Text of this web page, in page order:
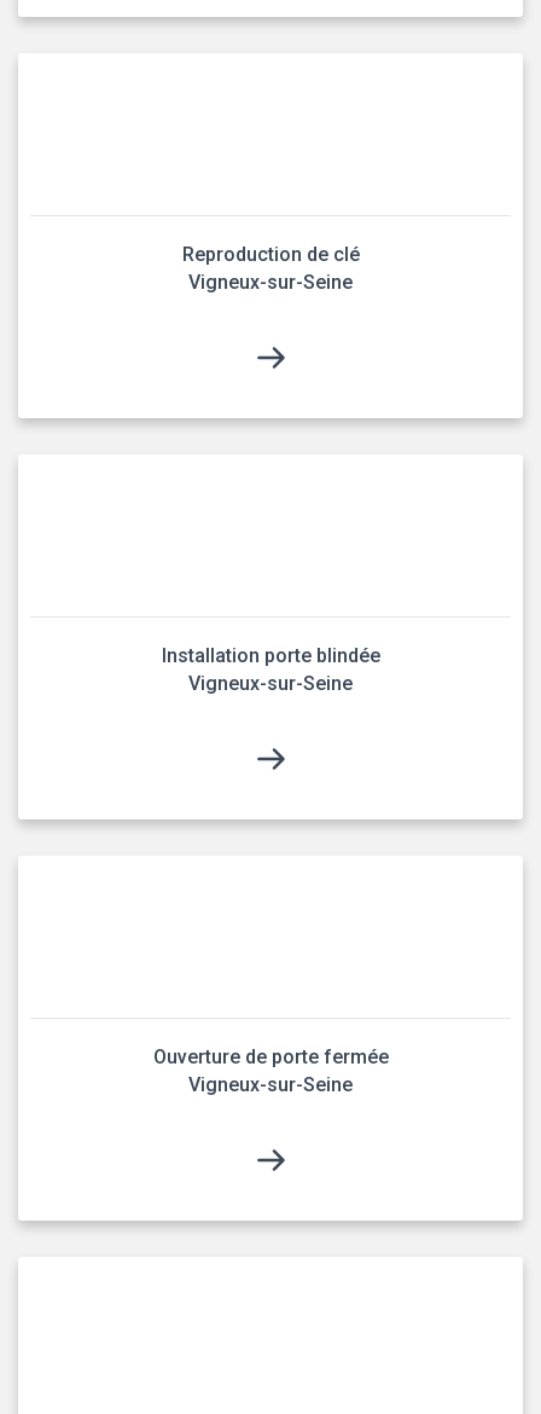
Reproduction de clé
Vigneux-sur-Seine
Installation porte blindée
Vigneux-sur-Seine
Ouverture de porte fermée
Vigneux-sur-Seine